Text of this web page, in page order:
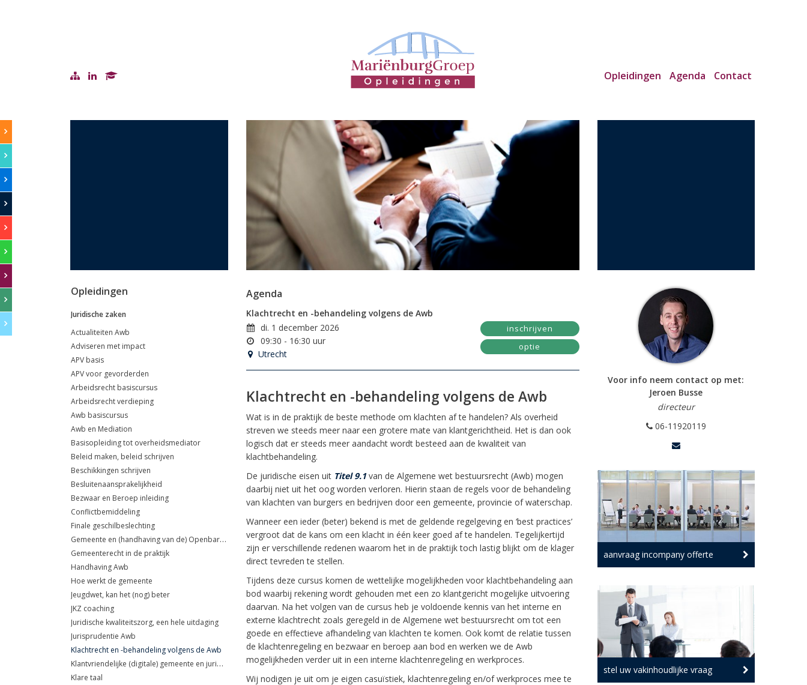
Opleidingen Agenda Contact
Opleidingen
Juridische zaken
Actualiteiten Awb
Adviseren met impact
APV basis
APV voor gevorderden
Arbeidsrecht basiscursus
Arbeidsrecht verdieping
Awb basiscursus
Awb en Mediation
Basisopleiding tot overheidsmediator
Beleid maken, beleid schrijven
Beschikkingen schrijven
Besluitenaansprakelijkheid
Bezwaar en Beroep inleiding
Conflictbemiddeling
Finale geschilbeslechting
Gemeente en (handhaving van de) Openbare orde
Gemeenterecht in de praktijk
Handhaving Awb
Hoe werkt de gemeente
Jeugdwet, kan het (nog) beter
JKZ coaching
Juridische kwaliteitszorg, een hele uitdaging
Jurisprudentie Awb
Klachtrecht en -behandeling volgens de Awb
Klantvriendelijke (digitale) gemeente en juridische risico's
Klare taal
Agenda
Klachtrecht en -behandeling volgens de Awb
di. 1 december 2026
09:30 - 16:30 uur
Utrecht
inschrijven
optie
Klachtrecht en -behandeling volgens de Awb
Wat is in de praktijk de beste methode om klachten af te handelen? Als overheid
streven we steeds meer naar een grotere mate van klantgerichtheid. Het is dan ook
logisch dat er steeds meer aandacht wordt besteed aan de kwaliteit van
klachtbehandeling.
De juridische eisen uit Titel 9.1van de Algemene wet bestuursrecht (Awb) mogen
daarbij niet uit het oog worden verloren. Hierin staan de regels voor de behandeling
van klachten van burgers en bedrijven door een gemeente, provincie of waterschap.
Wanneer een ieder (beter) bekend is met de geldende regelgeving en ‘best practices’
vergroot dat de kans om een klacht in één keer goed af te handelen. Tegelijkertijd
zijn er verschillende redenen waarom het in de praktijk toch lastig blijkt om de klager
direct tevreden te stellen.
Tijdens deze cursus komen de wettelijke mogelijkheden voor klachtbehandeling aan
bod waarbij rekening wordt gehouden met een zo klantgericht mogelijke uitvoering
daarvan. Na het volgen van de cursus heb je voldoende kennis van het interne en
externe klachtrecht zoals geregeld in de Algemene wet bestuursrecht om tot een
goede en effectieve afhandeling van klachten te komen. Ook komt de relatie tussen
de klachtenregeling en bezwaar en beroep aan bod en werken we de Awb
mogelijkheden verder uit in een interne klachtenregeling en werkproces.
Wij nodigen je uit om je eigen casuïstiek, klachtenregeling en/of werkproces mee te
Voor info neem contact op met:
Jeroen Busse
directeur
06-11920119
aanvraag incompany offerte
stel uw vakinhoudlijke vraag